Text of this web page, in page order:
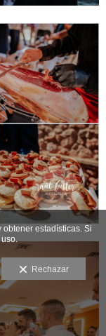
estadísticas. Si
Rechazar